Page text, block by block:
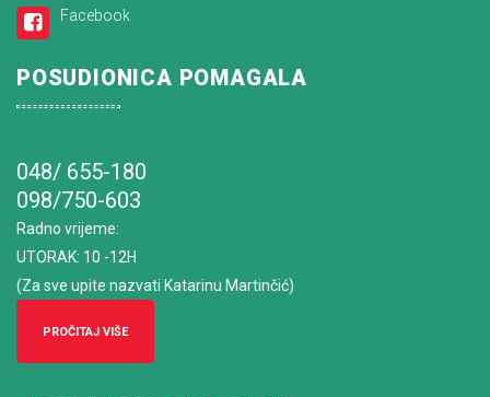
Facebook
POSUDIONICA POMAGALA
048/ 655-180
098/750-603
Radno vrijeme:
UTORAK: 10 -12H
(Za sve upite nazvati Katarinu Martinčić)
PROČITAJ VIŠE